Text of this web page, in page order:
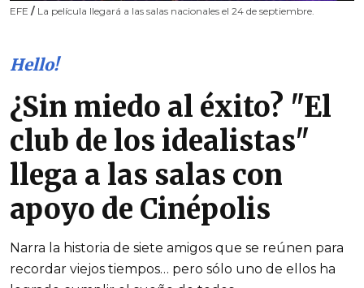
EFE / La película llegará a las salas nacionales el 24 de septiembre.
Hello!
¿Sin miedo al éxito? "El
club de los idealistas"
llega a las salas con
apoyo de Cinépolis
Narra la historia de siete amigos que se reúnen para
recordar viejos tiempos… pero sólo uno de ellos ha